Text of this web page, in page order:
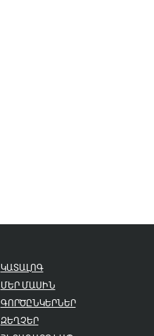
ԿԱՏԱԼՈԳ
ՄԵՐ ՄԱՍԻՆ
ԳՈՐԾԸՆԿԵՐՆԵՐ
ԶԵՂՉԵՐ